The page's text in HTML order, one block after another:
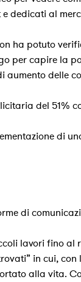
dedicati al
ha potuto
per capire la
delle
del 51%
di
di
lavori fino al
in cui,
alla vita.